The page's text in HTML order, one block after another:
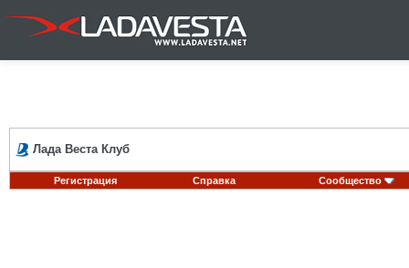
Лада Веста Клуб
Регистрация Справка Сообщество